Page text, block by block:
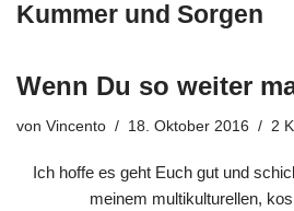
Kummer und Sorgen
Wenn Du so weiter
von Vincento 18. Oktober 2016 2
Ich hoffe es geht Euch gut und
meinem multikulturellen,